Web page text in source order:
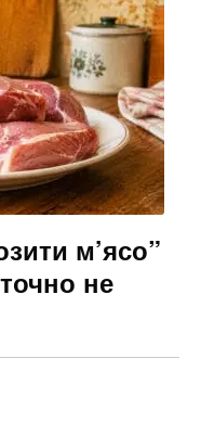
м’ясо”
не